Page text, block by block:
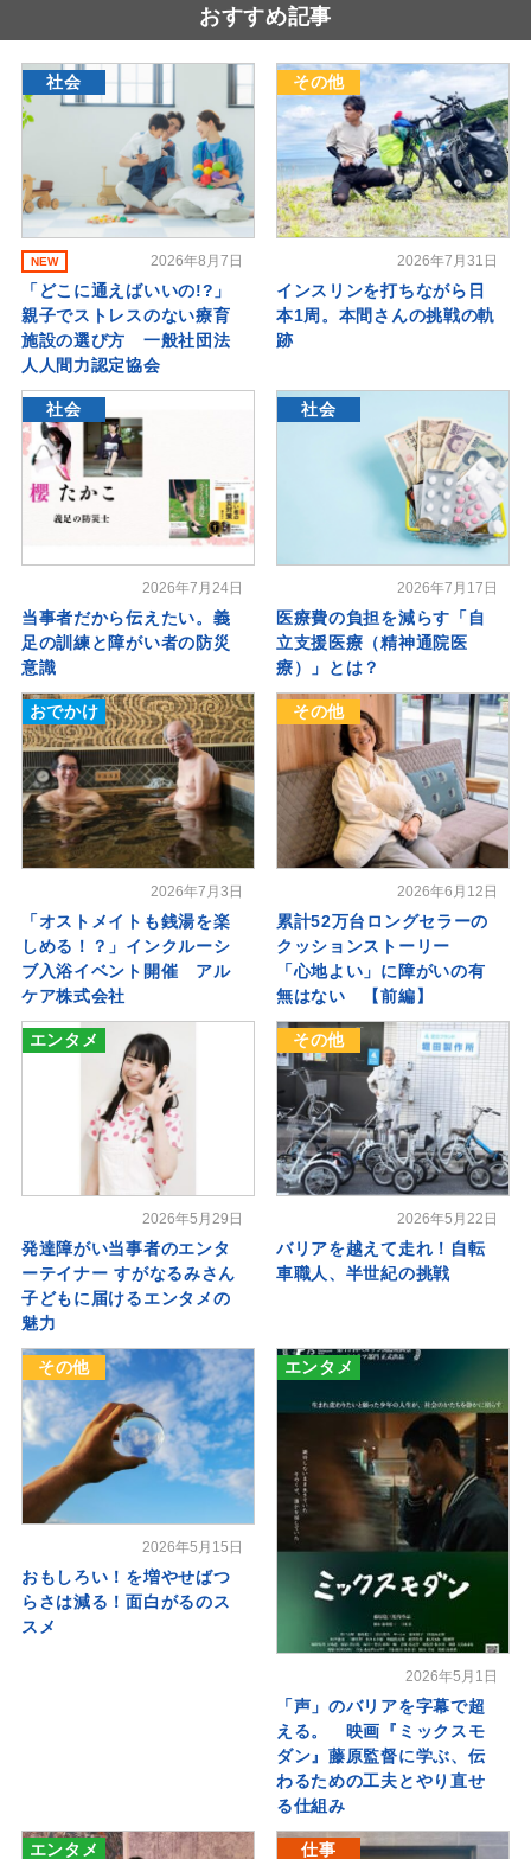
おすすめ記事
社会
NEW 2026年8月7日
「どこに通えばいいの!?」
親子でストレスのない療育
施設の選び方 一般社団法
人人間力認定協会
その他
2026年7月31日
インスリンを打ちながら日
本1周。本間さんの挑戦の軌
跡
社会
2026年7月24日
当事者だから伝えたい。義
足の訓練と障がい者の防災
意識
社会
2026年7月17日
医療費の負担を減らす「自
立支援医療（精神通院医
療）」とは？
おでかけ
2026年7月3日
「オストメイトも銭湯を楽
しめる！？」インクルーシ
ブ入浴イベント開催 アル
ケア株式会社
その他
2026年6月12日
累計52万台ロングセラーの
クッションストーリー
「心地よい」に障がいの有
無はない 【前編】
エンタメ
2026年5月29日
発達障がい当事者のエンタ
ーテイナー すがなるみさん
子どもに届けるエンタメの
魅力
その他
2026年5月22日
バリアを越えて走れ！自転
車職人、半世紀の挑戦
その他
2026年5月15日
おもしろい！を増やせばつ
らさは減る！面白がるのス
スメ
エンタメ
2026年5月1日
「声」のバリアを字幕で超
える。 映画『ミックスモ
ダン』藤原監督に学ぶ、伝
わるための工夫とやり直せ
る仕組み
エンタメ 仕事